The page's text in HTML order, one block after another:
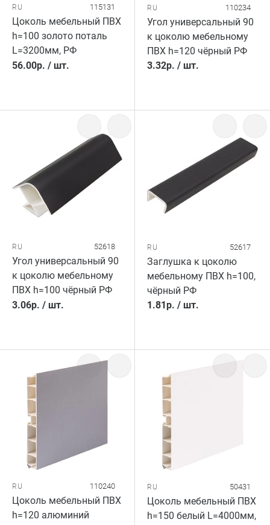
RU 115131
Цоколь мебельный ПВХ
h=100 золото поталь
L=3200мм, РФ
56.00р. / шт.
RU 110234
Угол универсальный 90
к цоколю мебельному
ПВХ h=120 чёрный РФ
3.32р. / шт.
RU 52618
Угол универсальный 90
к цоколю мебельному
ПВХ h=100 чёрный РФ
3.06р. / шт.
RU 52617
Заглушка к цоколю
мебельному ПВХ h=100,
чёрный РФ
1.81р. / шт.
RU 110240
Цоколь мебельный ПВХ
h=120 алюминий
RU 50431
Цоколь мебельный ПВХ
h=150 белый L=4000мм,